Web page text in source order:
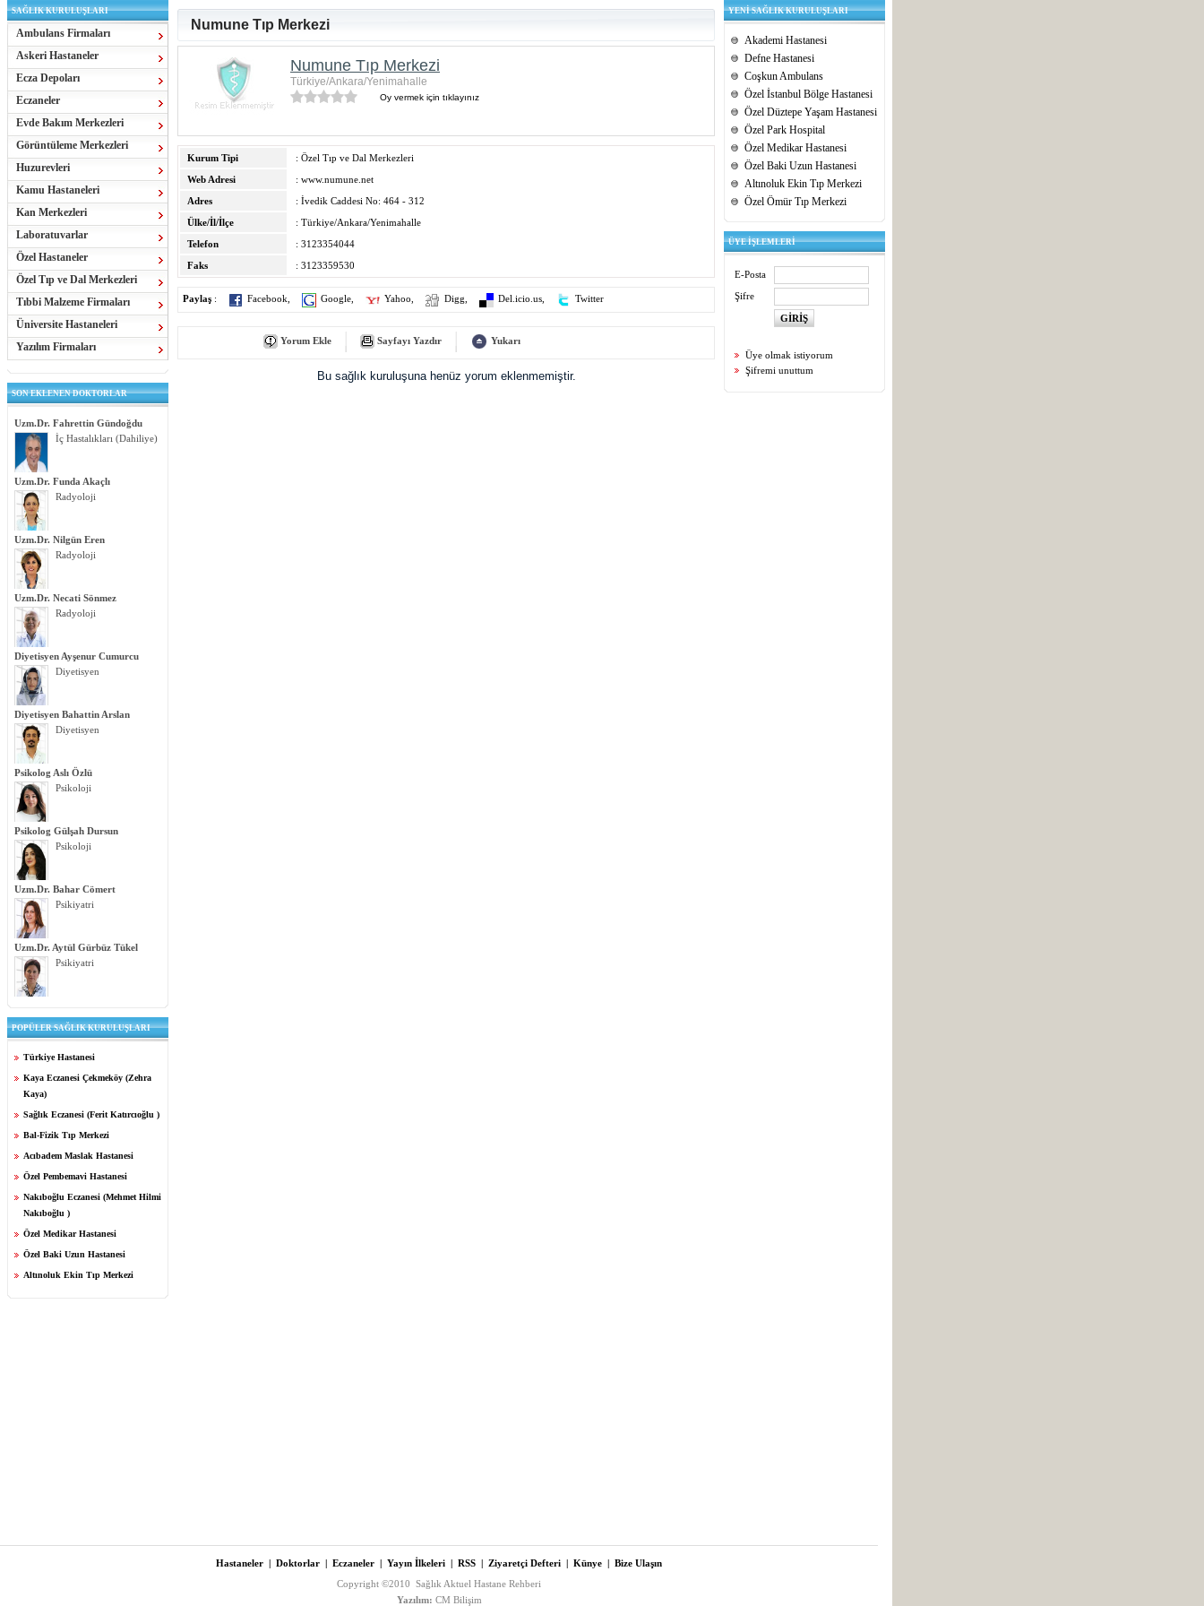
SAĞLIK KURULUŞLARI
Ambulans Firmaları
Askeri Hastaneler
Ecza Depoları
Eczaneler
Evde Bakım Merkezleri
Görüntüleme Merkezleri
Huzurevleri
Kamu Hastaneleri
Kan Merkezleri
Laboratuvarlar
Özel Hastaneler
Özel Tıp ve Dal Merkezleri
Tıbbi Malzeme Firmaları
Üniversite Hastaneleri
Yazılım Firmaları
SON EKLENEN DOKTORLAR
Uzm.Dr. Fahrettin Gündoğdu
İç Hastalıkları (Dahiliye)
Uzm.Dr. Funda Akaçlı
Radyoloji
Uzm.Dr. Nilgün Eren
Radyoloji
Uzm.Dr. Necati Sönmez
Radyoloji
Diyetisyen Ayşenur Cumurcu
Diyetisyen
Diyetisyen Bahattin Arslan
Diyetisyen
Psikolog Aslı Özlü
Psikoloji
Psikolog Gülşah Dursun
Psikoloji
Uzm.Dr. Bahar Cömert
Psikiyatri
Uzm.Dr. Aytül Gürbüz Tükel
Psikiyatri
POPÜLER SAĞLIK KURULUŞLARI
Türkiye Hastanesi
Kaya Eczanesi Çekmeköy (Zehra
Kaya)
Sağlık Eczanesi (Ferit Katırcıoğlu )
Bal-Fizik Tıp Merkezi
Acıbadem Maslak Hastanesi
Özel Pembemavi Hastanesi
Nakıboğlu Eczanesi (Mehmet Hilmi
Nakıboğlu )
Özel Medikar Hastanesi
Özel Baki Uzun Hastanesi
Altınoluk Ekin Tıp Merkezi
Numune Tıp Merkezi
Numune Tıp Merkezi
Türkiye/Ankara/Yenimahalle
Oy vermek için tıklayınız
Kurum Tipi
: Özel Tıp ve Dal Merkezleri
Web Adresi
: www.numune.net
Adres
: İvedik Caddesi No: 464 - 312
Ülke/İl/İlçe
: Türkiye/Ankara/Yenimahalle
Telefon
: 3123354044
Faks
: 3123359530
Paylaş : Facebook Google Yahoo Digg Del.icio.us Twitter
Yorum Ekle Sayfayı Yazdır Yukarı
Bu sağlık kuruluşuna henüz yorum eklenmemiştir.
YENİ SAĞLIK KURULUŞLARI
Akademi Hastanesi
Defne Hastanesi
Coşkun Ambulans
Özel İstanbul Bölge Hastanesi
Özel Düztepe Yaşam Hastanesi
Özel Park Hospital
Özel Medikar Hastanesi
Özel Baki Uzun Hastanesi
Altınoluk Ekin Tıp Merkezi
Özel Ömür Tıp Merkezi
ÜYE İŞLEMLERİ
E-Posta
Şifre
Üye olmak istiyorum
Şifremi unuttum
Hastaneler | Doktorlar | Eczaneler | Yayın İlkeleri | RSS | Ziyaretçi Defteri | Künye | Bize Ulaşın
Copyright ©2010 Sağlık Aktuel Hastane Rehberi
Yazılım: CM Bilişim